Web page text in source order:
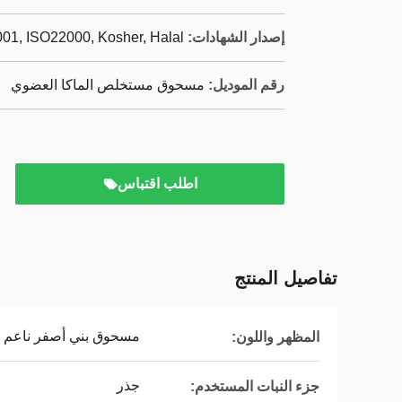
إصدار الشهادات: ISO22000, Kosher, Halal
رقم الموديل: مسحوق مستخلص الماكا العضوي
اطلب اقتباس
تفاصيل المنتج
المظهر واللون: مسحوق بني أصفر ناعم
جزء النبات المستخدم: جذر